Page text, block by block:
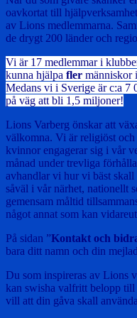
oavkortat till
av Lions medlemmarna.
de drygt 200 länder och
Vi är 17 medlemmar i
kunna hjälpa fler människor
Medans vi i Sverige är c:a 7
på väg att bli 1,5 miljoner!
Lions Varberg önskar att
välkomna. Vi är religiöst
kvinnor engagerar sig i vår
månad under trevliga
avhandlar vi hur vi bäst
såväl i vår närhet, nationellt
gemensam måltid
något annat som kan
På sidan ”Kontakt och
bara ditt namn och din
Du som inspireras av Lions
kan swisha valfritt belopp
vill att din gåva skall